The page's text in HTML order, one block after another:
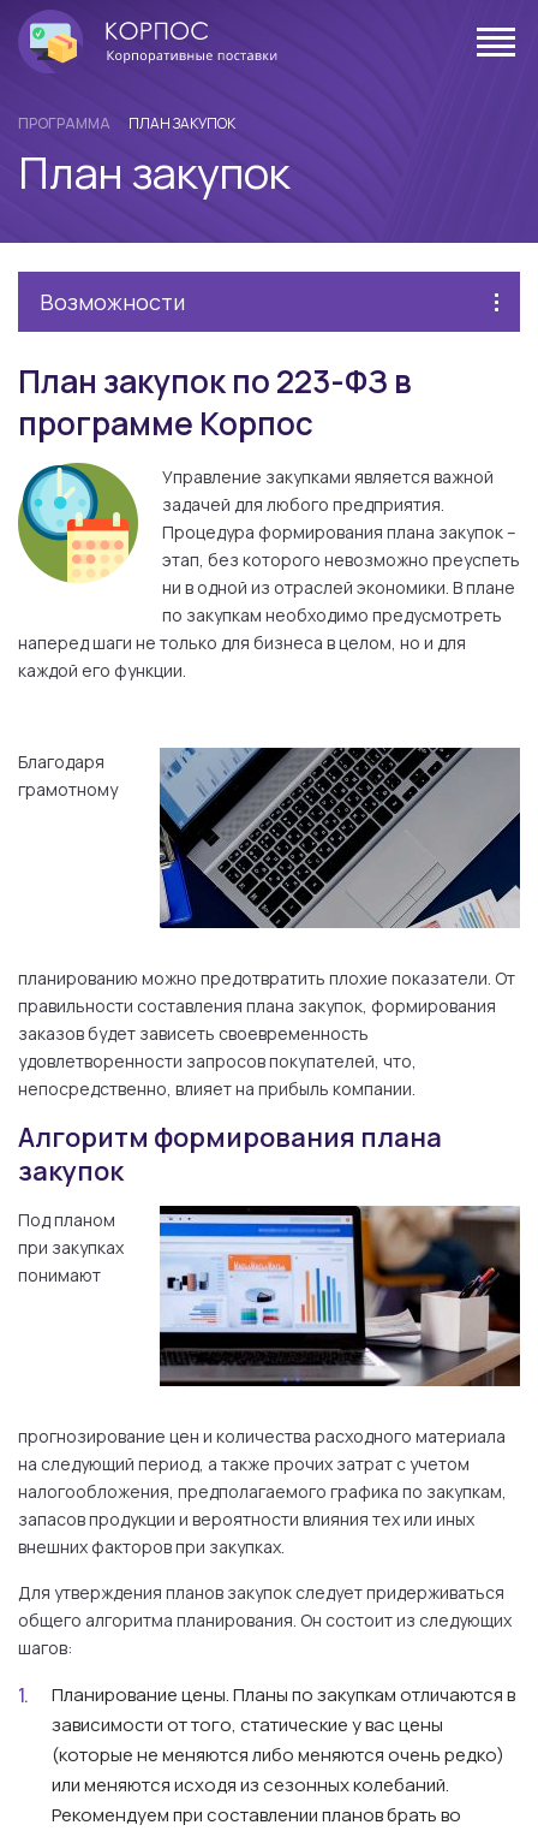
ПРОГРАММА ПЛАН ЗАКУПОК
План закупок
Возможности
План закупок по 223-ФЗ в
программе Корпос
Управление закупками является важной
задачей для любого предприятия.
Процедура формирования плана закупок –
этап, без которого невозможно преуспеть
ни в одной из отраслей экономики. В плане
по закупкам необходимо предусмотреть
наперед шаги не только для бизнеса в целом, но и для
каждой его функции.
Благодаря
грамотному
планированию можно предотвратить плохие показатели. От
правильности составления плана закупок, формирования
заказов будет зависеть своевременность
удовлетворенности запросов покупателей, что,
непосредственно, влияет на прибыль компании.
Алгоритм формирования плана
закупок
Под планом
при закупках
понимают
прогнозирование цен и количества расходного материала
на следующий период, а также прочих затрат с учетом
налогообложения, предполагаемого графика по закупкам,
запасов продукции и вероятности влияния тех или иных
внешних факторов при закупках.
Для утверждения планов закупок следует придерживаться
общего алгоритма планирования. Он состоит из следующих
шагов:
Планирование цены. Планы по закупкам отличаются в
зависимости от того, статические у вас цены
(которые не меняются либо меняются очень редко)
или меняются исходя из сезонных колебаний.
Рекомендуем при составлении планов брать во